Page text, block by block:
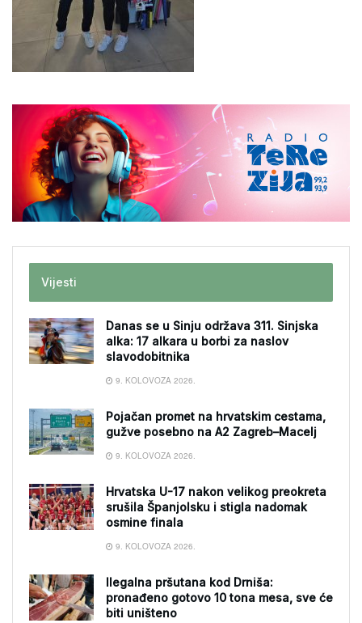
Vijesti
Danas se u Sinju održava 311. Sinjska
alka: 17 alkara u borbi za naslov
slavodobitnika
9. KOLOVOZA 2026.
Pojačan promet na hrvatskim cestama,
gužve posebno na A2 Zagreb–Macelj
9. KOLOVOZA 2026.
Hrvatska U-17 nakon velikog preokreta
srušila Španjolsku i stigla nadomak
osmine finala
9. KOLOVOZA 2026.
Ilegalna pršutana kod Drniša:
pronađeno gotovo 10 tona mesa, sve će
biti uništeno